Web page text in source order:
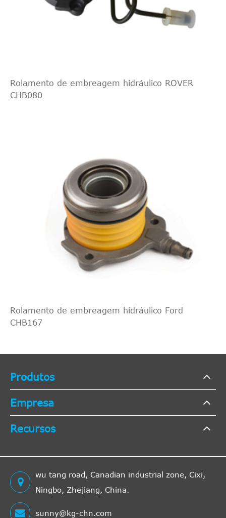
Rolamento de embreagem hidráulico ROVER
CHB080
Rolamento de embreagem hidráulico Ford
CHB167
Produtos
Empresa
Recursos
wu tang road, Canadian industrial zone, Cixi,
Ningbo, Zhejiang, China.
sunny@kg-chn.com